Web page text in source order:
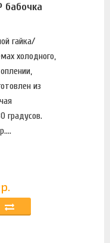
бабочка
гайка/
холодного,
из
градусов.